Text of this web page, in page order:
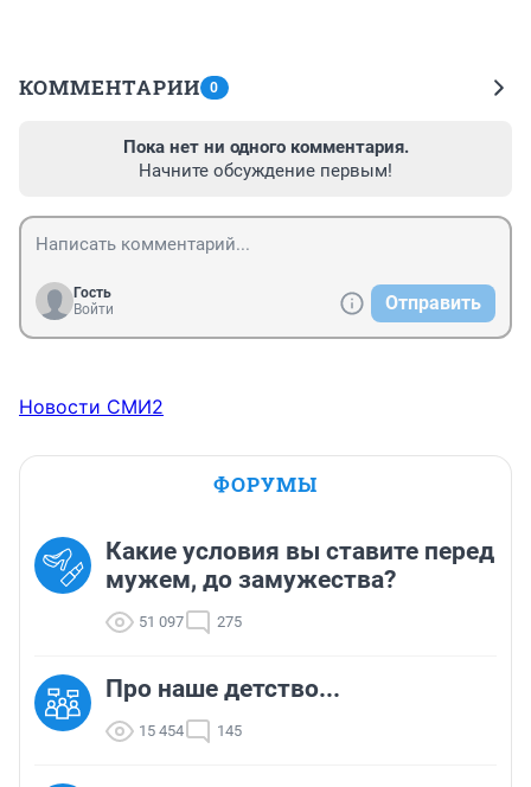
КОММЕНТАРИИ 0
Пока нет ни одного комментария.
Начните обсуждение первым!
Гость
Войти
Отправить
Новости СМИ2
ФОРУМЫ
Какие условия вы ставите перед
мужем, до замужества?
51 097 275
Про наше детство...
15 454 145